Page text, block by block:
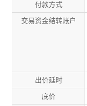
付款方式
交易资金结转账户
出价延时
底价